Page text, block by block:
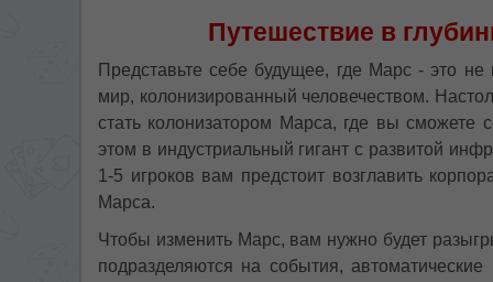
Путешествие в
Представьте себе будущее, где Марс - это
мир, колонизированный человечеством.
стать колонизатором Марса, где вы сможете
этом в индустриальный гигант с развитой
1-5 игроков вам предстоит возглавить
Марса.
Чтобы изменить Марс, вам нужно будет
подразделяются на события,